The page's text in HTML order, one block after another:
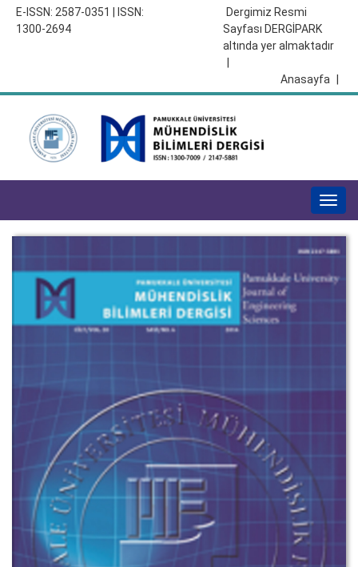
E-ISSN: 2587-0351 | ISSN:
1300-2694
Dergimiz Resmi
Sayfası DERGİPARK
altında yer almaktadır
Anasayfa